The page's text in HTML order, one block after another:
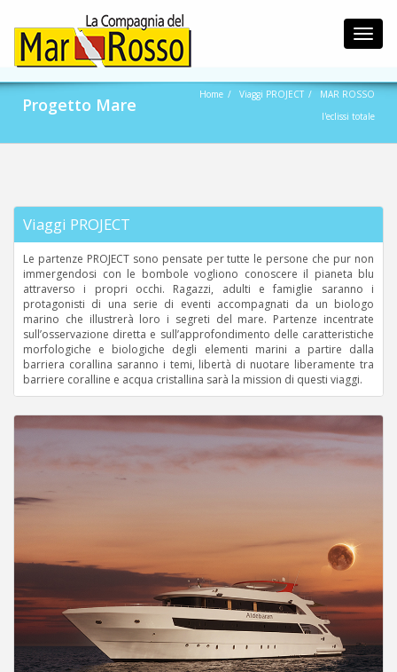
Progetto Mare Home Viaggi PROJECT
MAR ROSSO
l'eclissi totale
Viaggi PROJECT
Le partenze PROJECT sono pensate per tutte le persone che pur non
immergendosi con le bombole vogliono conoscere il pianeta blu
attraverso i propri occhi. Ragazzi, adulti e famiglie saranno i
protagonisti di una serie di eventi accompagnati da un biologo
marino che illustrerà loro i segreti del mare. Partenze incentrate
sull’osservazione diretta e sull’approfondimento delle caratteristiche
morfologiche e biologiche degli elementi marini a partire dalla
barriera corallina saranno i temi, libertà di nuotare liberamente tra
barriere coralline e acqua cristallina sarà la mission di questi viaggi.